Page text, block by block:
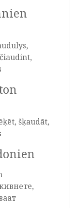
šķaudāt,